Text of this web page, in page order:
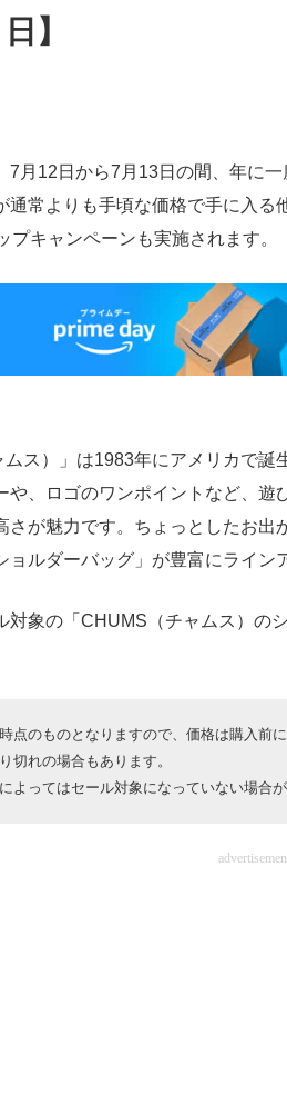
門サイト
日】
月12日から7月13日の間、年に
通常よりも手頃な価格で手に入
プキャンペーンも実施されます。
ス）」は1983年にアメリカで誕
や、ロゴのワンポイントなど、
さが魅力です。ちょっとしたお
ョルダーバッグ」が豊富にライン
象の「CHUMS（チャムス）の
点のものとなりますので、価格は購入前
切れの場合もあります。
よってはセール対象になっていない場合が